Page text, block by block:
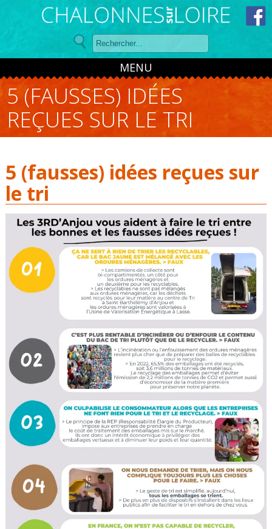
Panneau de gestion des cookies
MENU
5 (FAUSSES) IDÉES
REÇUES SUR LE TRI
5 (fausses) idées reçues sur
le tri